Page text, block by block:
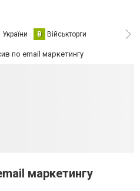
В Військторги
по email маркетингу
маркетингу